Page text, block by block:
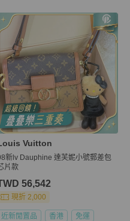
Vuitton
新lv Dauphine 達芙妮小號郵差包
片款
56,542
現折 2,000
近新閒置品 香港 免運